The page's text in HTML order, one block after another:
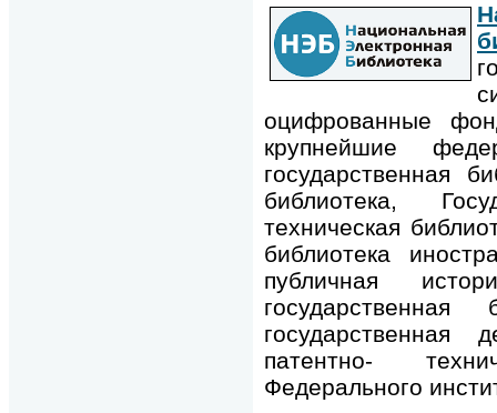
оцифрованные
крупнейшие
государственная
библиотека,
техническая
библиотека
публичная
государственная
государственная
патентно-
Федерального